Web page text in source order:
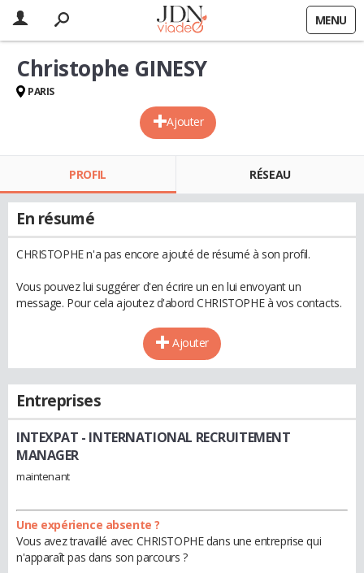
MENU
Ajouter
Christophe GINESY
PARIS
PROFIL RÉSEAU
En résumé
CHRISTOPHE n'a pas encore ajouté de résumé à son profil.
Vous pouvez lui suggérer d'en écrire un en lui envoyant un
message. Pour cela ajoutez d'abord CHRISTOPHE à vos contacts.
Ajouter
Entreprises
INTEXPAT - INTERNATIONAL RECRUITEMENT
MANAGER
maintenant
Une expérience absente ?
Vous avez travaillé avec CHRISTOPHE dans une entreprise qui
n'apparaît pas dans son parcours ?